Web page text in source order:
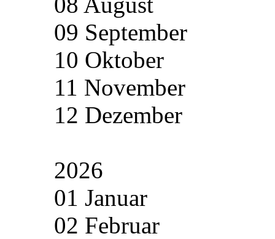
09 September
10 Oktober
11 November
12 Dezember
2026
01 Januar
02 Februar